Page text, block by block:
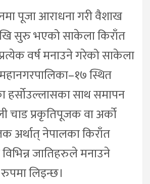
पूजा आराधना गरी वैशाख
सुरु भएको साकेला किराँत
वर्ष मनाउने गरेको साकेला
स्थित
हर्सोउल्लासका साथ समापन
चाड प्रकृतिपूजक वा अर्को
अर्थात् नेपालका किराँत
जातिहरुले मनाउने
लिइन्छ।